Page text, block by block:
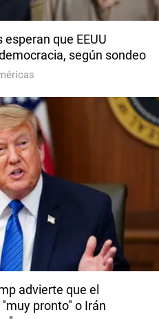
que EEUU
según sondeo
advierte que el
pronto" o Irán